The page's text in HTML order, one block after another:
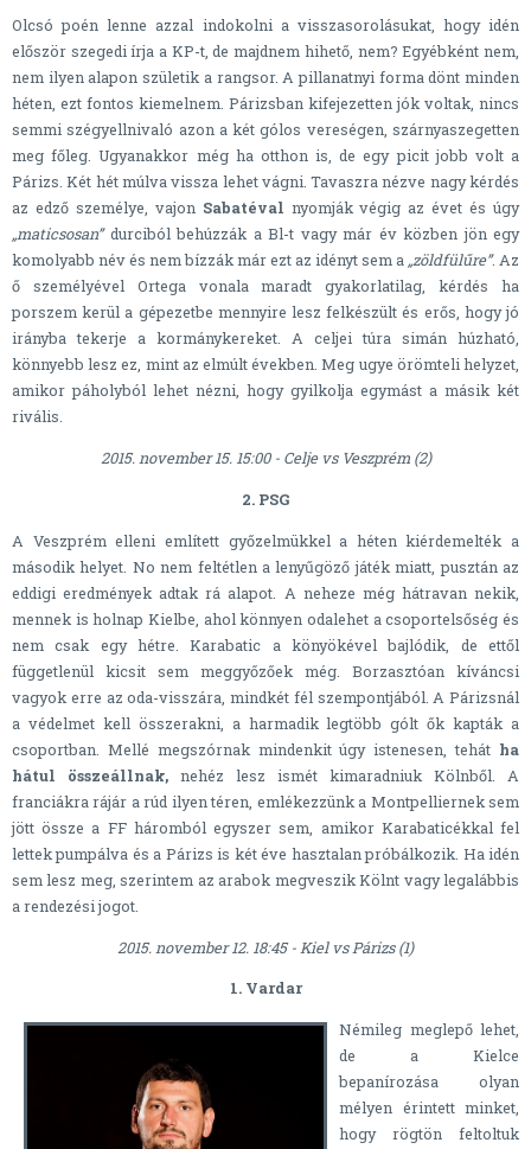
Olcsó poén lenne azzal indokolni a visszasorolásukat, hogy idén
először szegedi írja a KP-t, de majdnem hihető, nem? Egyébként nem,
nem ilyen alapon születik a rangsor. A pillanatnyi forma dönt minden
héten, ezt fontos kiemelnem. Párizsban kifejezetten jók voltak, nincs
semmi szégyellnivaló azon a két gólos vereségen, szárnyaszegetten
meg főleg. Ugyanakkor még ha otthon is, de egy picit jobb volt a
Párizs. Két hét múlva vissza lehet vágni. Tavaszra nézve nagy kérdés
az edző személye, vajon Sabatéval nyomják végig az évet és úgy
„maticsosan”durciból behúzzák a Bl-t vagy már év közben jön egy
komolyabb név és nem bízzák már ezt az idényt sem a„zöldfülűre”. Az
ő személyével Ortega vonala maradt gyakorlatilag, kérdés ha
porszem kerül a gépezetbe mennyire lesz felkészült és erős, hogy jó
irányba tekerje a kormánykereket. A celjei túra simán húzható,
könnyebb lesz ez, mint az elmúlt években. Meg ugye örömteli helyzet,
amikor páholyból lehet nézni, hogy gyilkolja egymást a másik két
rivális.
2015. november 15. 15:00 - Celje vs Veszprém (2)
2. PSG
A Veszprém elleni említett győzelmükkel a héten kiérdemelték a
második helyet. No nem feltétlen a lenyűgöző játék miatt, pusztán az
eddigi eredmények adtak rá alapot. A neheze még hátravan nekik,
mennek is holnap Kielbe, ahol könnyen odalehet a csoportelsőség és
nem csak egy hétre. Karabatic a könyökével bajlódik, de ettől
függetlenül kicsit sem meggyőzőek még. Borzasztóan kíváncsi
vagyok erre az oda-visszára, mindkét fél szempontjából. A Párizsnál
a védelmet kell összerakni, a harmadik legtöbb gólt ők kapták a
csoportban. Mellé megszórnak mindenkit úgy istenesen, tehát ha
hátul összeállnak, nehéz lesz ismét kimaradniuk Kölnből. A
franciákra rájár a rúd ilyen téren, emlékezzünk a Montpelliernek sem
jött össze a FF háromból egyszer sem, amikor Karabaticékkal fel
lettek pumpálva és a Párizs is két éve hasztalan próbálkozik. Ha idén
sem lesz meg, szerintem az arabok megveszik Kölnt vagy legalábbis
a rendezési jogot.
2015. november 12. 18:45 - Kiel vs Párizs (1)
1. Vardar
Némileg meglepő lehet,
de a Kielce
bepanírozása olyan
mélyen érintett minket,
hogy rögtön feltoltuk